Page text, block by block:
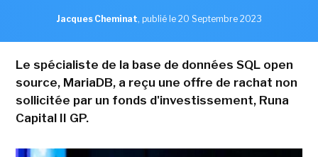
Jacques Cheminat, publié le 20 Septembre 2023
Le spécialiste de la base de données SQL open
source, MariaDB, a reçu une offre de rachat non
sollicitée par un fonds d'investissement, Runa
Capital II GP.